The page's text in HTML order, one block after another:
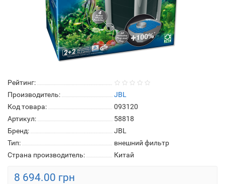
Рейтинг:
Производитель:
JBL
Код товара:
093120
Артикул:
58818
Бренд:
JBL
Тип:
внешний фильтр
Страна производитель:
Китай
8 694.00 грн